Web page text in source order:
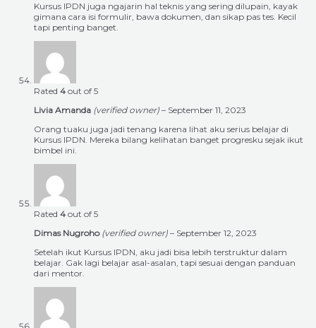
Kursus IPDN juga ngajarin hal teknis yang sering dilupain, kayak
gimana cara isi formulir, bawa dokumen, dan sikap pas tes. Kecil
tapi penting banget.
Rated 4 out of 5
Livia Amanda (verified owner) – September 11, 2023
Orang tuaku juga jadi tenang karena lihat aku serius belajar di
Kursus IPDN. Mereka bilang kelihatan banget progresku sejak ikut
bimbel ini.
Rated 4 out of 5
Dimas Nugroho (verified owner) – September 12, 2023
Setelah ikut Kursus IPDN, aku jadi bisa lebih terstruktur dalam
belajar. Gak lagi belajar asal-asalan, tapi sesuai dengan panduan
dari mentor.